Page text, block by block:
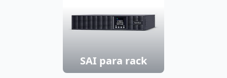
SAI para rack